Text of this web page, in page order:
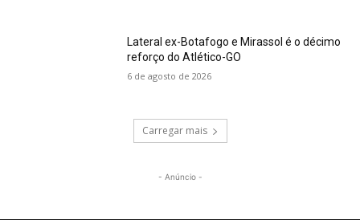
Lateral ex-Botafogo e Mirassol é o décimo
reforço do Atlético-GO
6 de agosto de 2026
Carregar mais
- Anúncio -